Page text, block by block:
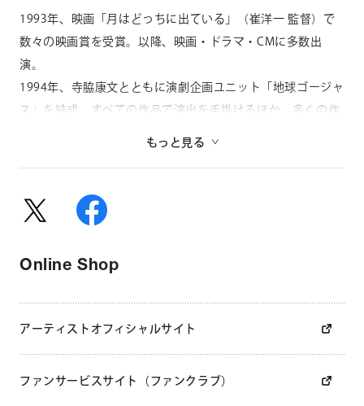
a
n
o
1993年、映画「月はどっちに出ている」（崔洋一 監督）で
数々の映画賞を受賞。以降、映画・ドラマ・CMに多数出
演。
1994年、寺脇康文とともに演劇企画ユニット「地球ゴージャ
ス」を結成。すべての作品で演出を手掛けるほか、多くの作
ュダンス」（主演：愛希れいか）を演出するなど、演出家と
しても精力的に活動している。
主な出演作品
ナ」（2013年／山口義高 監督）、「帰ってきた あぶない刑
もっと見る
Online Shop
アーティストオフィシャルサイト
ファンサービスサイト（ファンクラブ）